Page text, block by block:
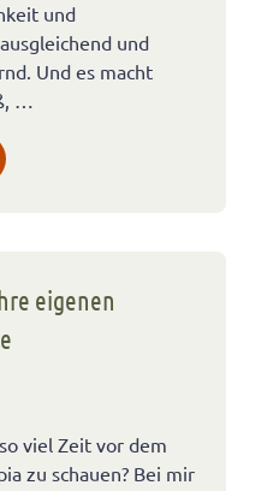
und
und
Und es macht
…
eigenen
viel Zeit vor dem
zu schauen? Bei mir